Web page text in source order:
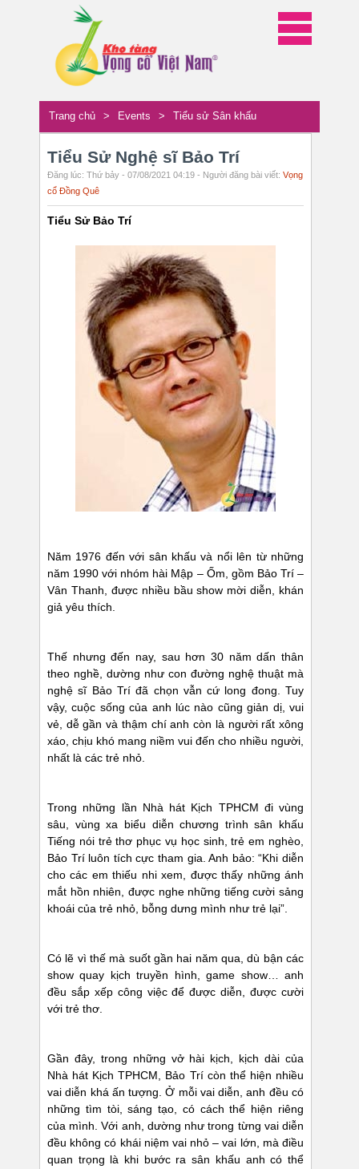
Trang chủ > Events > Tiểu sử Sân khấu
Tiểu Sử Nghệ sĩ Bảo Trí
Đăng lúc: Thứ bảy - 07/08/2021 04:19 - Người đăng bài viết: Vọng
cổ Đồng Quê
Tiểu Sử Bảo Trí
Năm 1976 đến với sân khấu và nổi lên từ những
năm 1990 với nhóm hài Mập – Ốm, gồm Bảo Trí –
Vân Thanh, được nhiều bầu show mời diễn, khán
giả yêu thích.
Thế nhưng đến nay, sau hơn 30 năm dấn thân
theo nghề, dường như con đường nghệ thuật mà
nghệ sĩ Bảo Trí đã chọn vẫn cứ long đong. Tuy
vậy, cuộc sống của anh lúc nào cũng giản dị, vui
vẻ, dễ gần và thậm chí anh còn là người rất xông
xáo, chịu khó mang niềm vui đến cho nhiều người,
nhất là các trẻ nhỏ.
Trong những lần Nhà hát Kịch TPHCM đi vùng
sâu, vùng xa biểu diễn chương trình sân khấu
Tiếng nói trẻ thơ phục vụ học sinh, trẻ em nghèo,
Bảo Trí luôn tích cực tham gia. Anh bảo: “Khi diễn
cho các em thiếu nhi xem, được thấy những ánh
mắt hồn nhiên, được nghe những tiếng cười sảng
khoái của trẻ nhỏ, bỗng dưng mình như trẻ lại”.
Có lẽ vì thế mà suốt gần hai năm qua, dù bận các
show quay kịch truyền hình, game show… anh
đều sắp xếp công việc để được diễn, được cười
với trẻ thơ.
Gần đây, trong những vở hài kịch, kịch dài của
Nhà hát Kịch TPHCM, Bảo Trí còn thể hiện nhiều
vai diễn khá ấn tượng. Ở mỗi vai diễn, anh đều có
những tìm tòi, sáng tạo, có cách thể hiện riêng
của mình. Với anh, dường như trong từng vai diễn
đều không có khái niệm vai nhỏ – vai lớn, mà điều
quan trọng là khi bước ra sân khấu anh có thể